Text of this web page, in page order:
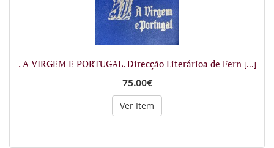
. A VIRGEM E PORTUGAL. Direcção Literárioa de Fern [...]
75.00€
Ver Item